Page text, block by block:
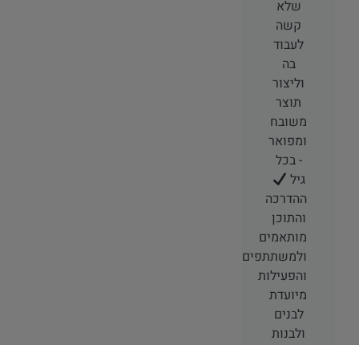
שלא
קשה
לעבוד
בה
וליצור
תוצר
משובח
ומפואר
- בכל
גיל
ההדרכה
והתוכן
מותאמים
ולמשתתפים
והפעילות
מיועדת
לבנים
ולבנות